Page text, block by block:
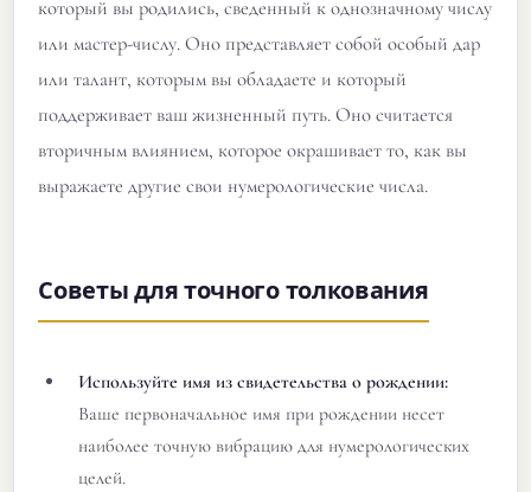
который вы родились, сведенный к однозначному числу
или мастер-числу. Оно представляет собой особый дар
или талант, которым вы обладаете и который
поддерживает ваш жизненный путь. Оно считается
вторичным влиянием, которое окрашивает то, как вы
выражаете другие свои нумерологические числа.
Советы для точного толкования
Используйте имя из свидетельства о рождении:
Ваше первоначальное имя при рождении несет
наиболее точную вибрацию для нумерологических
целей.